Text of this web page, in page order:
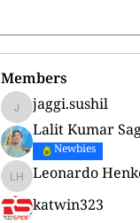
Members
jaggi.sushil
jaggi.sushil
Lalit Kumar
Newbies
Leonardo Henkensiefken
Leonardo
katwin323